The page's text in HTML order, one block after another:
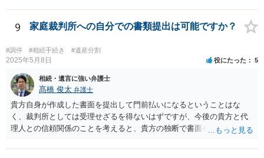
9 家庭裁判所への自分での書類提出は可能ですか？
#調停 #相続手続き #遺産分割
2025年5月8日 役にたった 5
相続・遺言に強い弁護士
髙橋 俊太 弁護士
貴方自身が作成した書面を提出して門前払いになるということはな
く、裁判所としては受理せざるを得ないはずですが、今後の貴方と代
理人との信頼関係のことを考えると、貴方の独断で書面を提出したり
士が主張書面の提出を渋っているようですが、弁護士として提出の実